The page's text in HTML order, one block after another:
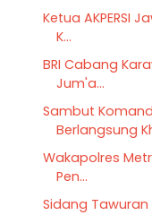
Ketua AKPERSI
K...
BRI Cabang
Jum'a...
Sambut
Berlangsung
Wakapolres
Pen...
Sidang